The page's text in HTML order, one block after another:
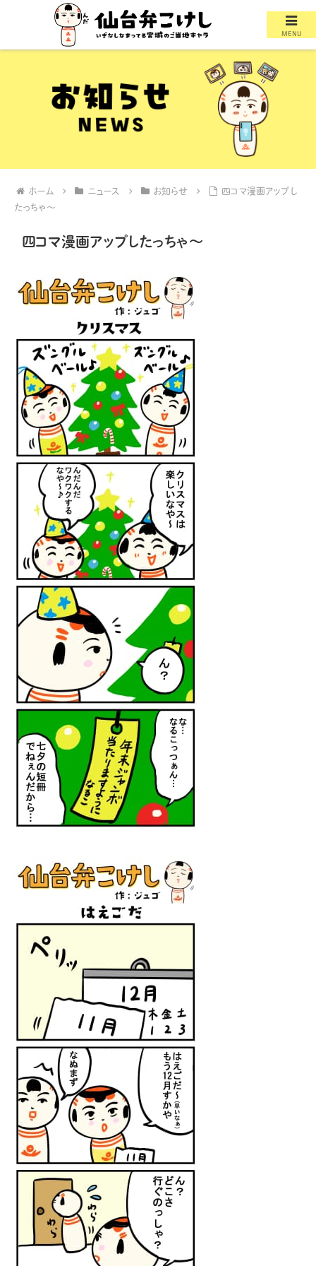
ホーム ニュース お知らせ
四コマ漫画アップし
たっちゃ～
四コマ漫画アップしたっちゃ～
MENU